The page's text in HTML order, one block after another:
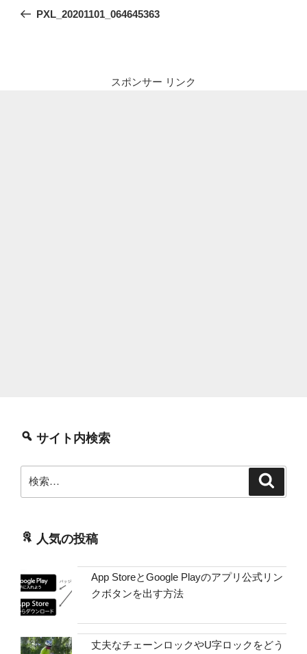
ナ
の
PXL_20201101_064645363
スポンサー リンク
サイト内検索
索:
人気の投稿
App StoreとGoogle Playのアプリ公式リン
クボタンを出す方法
丈夫なチェーンロックやU字ロックをどう